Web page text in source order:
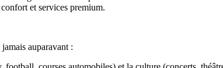
et services premium.
auparavant :